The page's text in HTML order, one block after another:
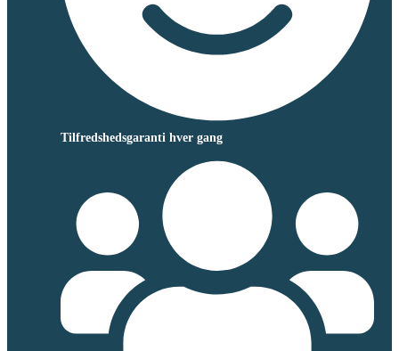
Tilfredshedsgaranti hver gang